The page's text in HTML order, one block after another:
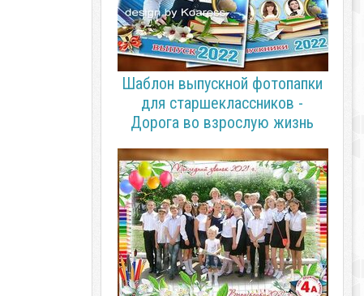
Шаблон выпускной фотопапки
для старшеклассников -
Дорога во взрослую жизнь